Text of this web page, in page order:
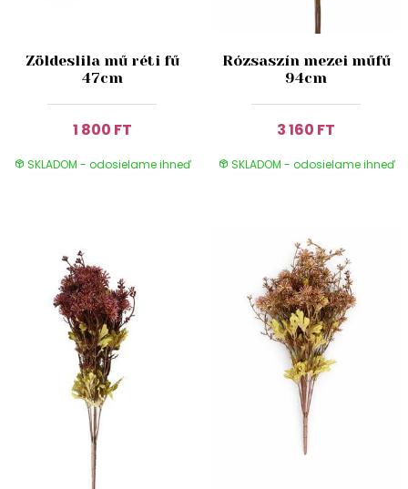
Zöldeslila mű réti fű
47cm
1 800 FT
SKLADOM - odosielame ihneď
Rózsaszín mezei műfű
94cm
3 160 FT
SKLADOM - odosielame ihneď